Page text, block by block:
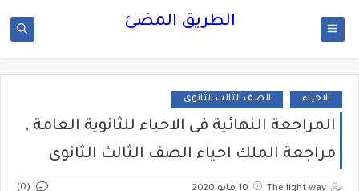
الطريق المضئ
الاحياء الصف الثالث الثانوى
المراجعة النهائية فى الاحياء للثانوية العامة ,
مراجعة الملك احياء الصف الثالث الثانوى
(0)